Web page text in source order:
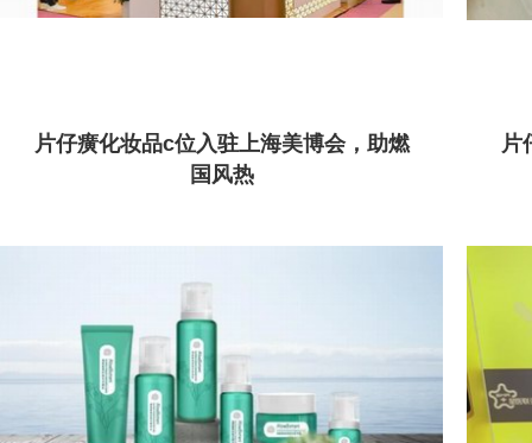
片仔癀化妆品c位入驻上海美博会，助燃
国风热
片